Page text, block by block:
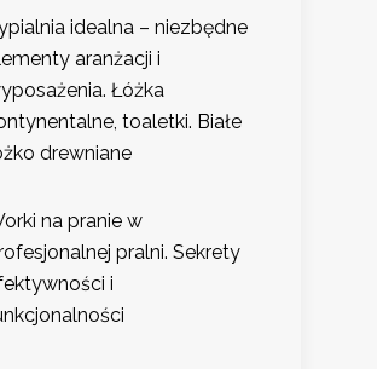
idealna – niezbędne
aranżacji i
Łóżka
toaletki. Białe
drewniane
na pranie w
pralni. Sekrety
i